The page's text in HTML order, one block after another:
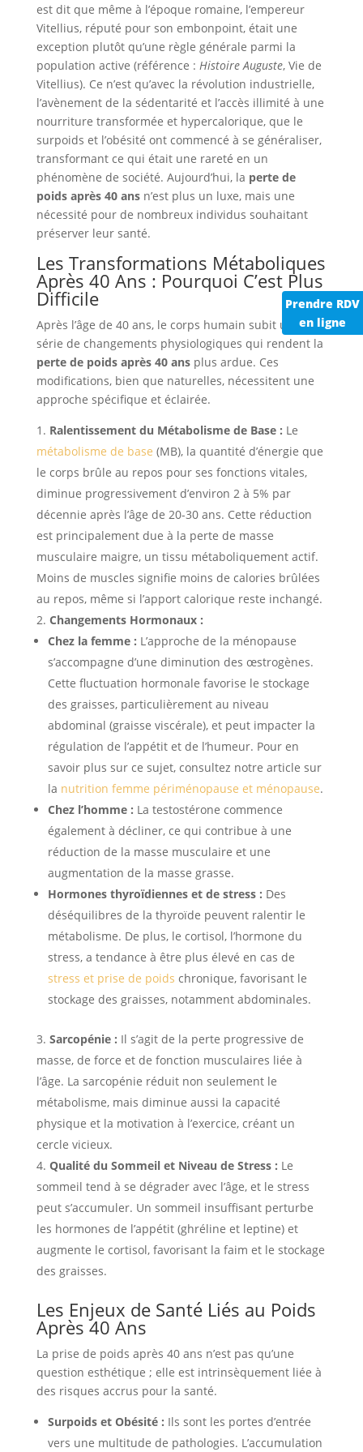
Prendre RDV
en ligne
est dit que même à l’époque romaine, l’empereur
Vitellius, réputé pour son embonpoint, était une
exception plutôt qu’une règle générale parmi la
population active (référence : Histoire Auguste, Vie de
Vitellius). Ce n’est qu’avec la révolution industrielle,
l’avènement de la sédentarité et l’accès illimité à une
nourriture transformée et hypercalorique, que le
surpoids et l’obésité ont commencé à se généraliser,
transformant ce qui était une rareté en un
phénomène de société. Aujourd’hui, la perte de
poids après 40 ansn’est plus un luxe, mais une
nécessité pour de nombreux individus souhaitant
préserver leur santé.
Les Transformations Métaboliques
Après 40 Ans : Pourquoi C’est Plus
Difficile
Après l’âge de 40 ans, le corps humain subit une
série de changements physiologiques qui rendent la
perte de poids après 40 ansplus ardue. Ces
modifications, bien que naturelles, nécessitent une
approche spécifique et éclairée.
Ralentissement du Métabolisme de Base : Le
métabolisme de base (MB), la quantité d’énergie que
le corps brûle au repos pour ses fonctions vitales,
diminue progressivement d’environ 2 à 5% par
décennie après l’âge de 20-30 ans. Cette réduction
est principalement due à la perte de masse
musculaire maigre, un tissu métaboliquement actif.
Moins de muscles signifie moins de calories brûlées
au repos, même si l’apport calorique reste inchangé.
Changements Hormonaux :
Chez la femme : L’approche de la ménopause
s’accompagne d’une diminution des œstrogènes.
Cette fluctuation hormonale favorise le stockage
des graisses, particulièrement au niveau
abdominal (graisse viscérale), et peut impacter la
régulation de l’appétit et de l’humeur. Pour en
savoir plus sur ce sujet, consultez notre article sur
la nutrition femme périménopause et ménopause.
Chez l’homme : La testostérone commence
également à décliner, ce qui contribue à une
réduction de la masse musculaire et une
augmentation de la masse grasse.
Hormones thyroïdiennes et de stress : Des
déséquilibres de la thyroïde peuvent ralentir le
métabolisme. De plus, le cortisol, l’hormone du
stress, a tendance à être plus élevé en cas de
stress et prise de poids chronique, favorisant le
stockage des graisses, notamment abdominales.
Sarcopénie : Il s’agit de la perte progressive de
masse, de force et de fonction musculaires liée à
l’âge. La sarcopénie réduit non seulement le
métabolisme, mais diminue aussi la capacité
physique et la motivation à l’exercice, créant un
cercle vicieux.
Qualité du Sommeil et Niveau de Stress : Le
sommeil tend à se dégrader avec l’âge, et le stress
peut s’accumuler. Un sommeil insuffisant perturbe
les hormones de l’appétit (ghréline et leptine) et
augmente le cortisol, favorisant la faim et le stockage
des graisses.
Les Enjeux de Santé Liés au Poids
Après 40 Ans
La prise de poids après 40 ans n’est pas qu’une
question esthétique ; elle est intrinsèquement liée à
des risques accrus pour la santé.
Surpoids et Obésité : Ils sont les portes d’entrée
vers une multitude de pathologies. L’accumulation